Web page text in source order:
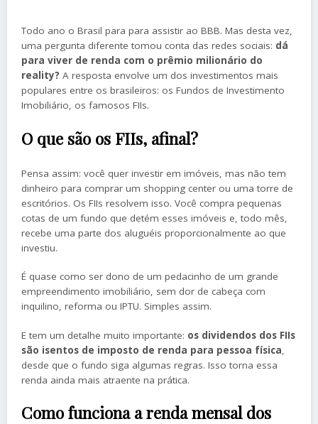
Todo ano o Brasil para para assistir ao BBB. Mas desta vez,
uma pergunta diferente tomou conta das redes sociais: dá
para viver de renda com o prêmio milionário do
reality? A resposta envolve um dos investimentos mais
populares entre os brasileiros: os Fundos de Investimento
Imobiliário, os famosos FIIs.
O que são os FIIs, afinal?
Pensa assim: você quer investir em imóveis, mas não tem
dinheiro para comprar um shopping center ou uma torre de
escritórios. Os FIIs resolvem isso. Você compra pequenas
cotas de um fundo que detém esses imóveis e, todo mês,
recebe uma parte dos aluguéis proporcionalmente ao que
investiu.
É quase como ser dono de um pedacinho de um grande
empreendimento imobiliário, sem dor de cabeça com
inquilino, reforma ou IPTU. Simples assim.
E tem um detalhe muito importante: os dividendos dos FIIs
são isentos de imposto de renda para pessoa física
desde que o fundo siga algumas regras. Isso torna essa
renda ainda mais atraente na prática.
Como funciona a renda mensal dos